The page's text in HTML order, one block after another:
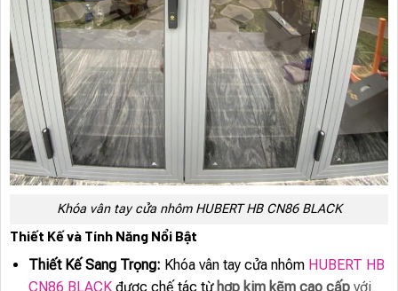
Khóa vân tay cửa nhôm HUBERT HB CN86 BLACK
Thiết Kế và Tính Năng Nổi Bật
Thiết Kế Sang Trọng: Khóa vân tay cửa nhôm HUBERT HB
CN86 BLACKđược chế tác từ hợp kim kẽm cao cấpvới